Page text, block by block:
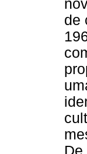
de